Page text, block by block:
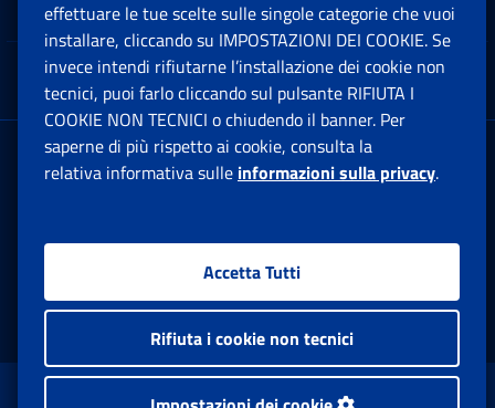
App mobile
Sede Legale : Via Ciro il Grande, 21
00144 Roma
Facebook: Apre una nuova finestra
Twitter: Apre una nuova finestra
Whatsapp: Apre una nuova
Youtube: Apre una
Instagram:
www.inps.gov.it © 1997-2026
effettuare le tue scelte sulle singole categorie che vuoi
installare, cliccando su IMPOSTAZIONI DEI COOKIE. Se
invece intendi rifiutarne l’installazione dei cookie non
tecnici, puoi farlo cliccando sul pulsante RIFIUTA I
COOKIE NON TECNICI o chiudendo il banner. Per
saperne di più rispetto ai cookie, consulta la
relativa informativa sulle informazioni sulla privacy.
Accetta Tutti
Rifiuta i cookie non tecnici